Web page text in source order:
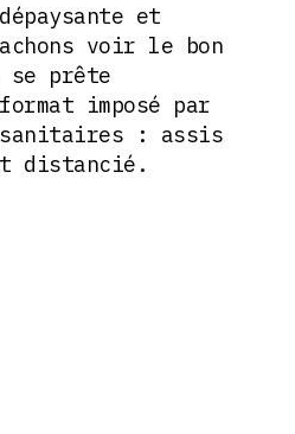
et
voir le bon
se prête
imposé par
: assis
distancié.